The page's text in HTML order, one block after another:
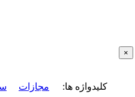
×
کلیدواژه ها: مجازات